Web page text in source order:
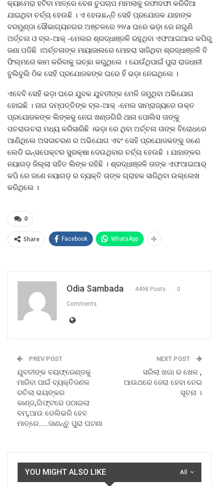
କ୍ୟାମେରା ହଟିବା ମାତ୍ରେ ବେଶ ଚୁପଚାପ ମାମଲାକୁ ରଫାଦଫା କରିଦିଆ
ଯାଇଥିବା ଚର୍ଚ୍ଚା ହେଉଛି । ଏ ହେଉଛନ୍ତି ସେହି ପ୍ରଯୋଜକ ଯାହାଙ୍କ
ବରମୁଣ୍ଡା ସୌଭାଗ୍ୟନଗର ଅଞ୍ଚଳରେ ୨୨/a ଘରେ ଭଡ଼ା ରେ ନାଗୁଣି
ଅର୍ଚ୍ଚନା ଓ ବ୍ଲ-ଆକ୍‌ -ମେଲର ଶ୍ରଦ୍ଧାଞ୍ଜଳି ରହୁଥିବା ଏଫଆଇଆର କପିରୁ
ଜଣା ପଡିଛି ।ଅର୍ଚ୍ଚନାଙ୍କ ମାୟାଜାଲରେ ମୋହରା ସାଜିଥିବା ଶ୍ରଦ୍ଧାଞ୍ଜଳି ବି
ଫିଲ୍ମରେ କାମ କରିବାକୁ ଇଚ୍ଛା କରୁଥିଲେ । ଯେଉଁଥିପାଇଁ ପୁରା ରାଜଧାନୀ
ବୁଲିବୁଲି ଠିକ ସେହି ପ୍ରଯୋଜକଙ୍କ ଘରେ ହିଁ ଭଡ଼ା ନେଇଥିଲେ ।
ଏବେବି ସେହି ଭଡ଼ା ଘରେ ଯୁବକ ଯୁବତୀଙ୍କ ମେଳି ଜମୁଥିବା ଅଭିଯୋଗ
ହୋଇଛି । ନାଗ ଦମ୍ପତ୍ତିଙ୍କ ବ୍ଲ-ଆକ୍‌ -ମେଲ ସାମ୍ରାଜ୍ୟରେ ଉକ୍ତ
ପ୍ରଯୋଜକଙ୍କ ଲିଙ୍କକୁ ନେଇ ଖଣ୍ଡଗିରି ଥାନା ପୋଲିସ ତାଙ୍କୁ
ପଚରାଉଚରା ମଧ୍ୟ କରିସାରିଛି ।ଭଡ଼ା ରେ ଥିବା ଅର୍ଚ୍ଚନା ତାଙ୍କ ବିରୋଧରେ
ଆଣିଥିଲେ ଅସଦାଚରଣ ର ଅଭିଯୋଗ ଏବଂ ସେହି ପ୍ରଯୋଜକଙ୍କୁ ଜଣେ
ଲେଡି ଇନ୍ସପେକ୍ଟର ସୁରକ୍ଷା ଦେଉଥିବାର ଚର୍ଚ୍ଚା ହେଉଛି । ଯାହାଙ୍କର
ନୟାଗଡ଼ ଜିଲ୍ଲା ସହିତ ଲିଙ୍କ ରହିଛି । ଶ୍ରଦ୍ଧାଞ୍ଜଳି ତାଙ୍କ ଏଫଆଇଆର୍
କପି ରେ ଜଣେ ନୟାଗଡ଼ ର ବ୍ୟକ୍ତି ତାଙ୍କ ଗ୍ରାହକ ସାଜିଥିବା ଉଲ୍ଲେଖ
କରିଥିଲେ ।
0
Share Facebook WhatsApp
Odia Sambada 4498 Posts 0
Comments
PREV POST
ଯୁବତୀଙ୍କ ବୟଫ୍ରେଣ୍ଡକୁ
ମାରିବା ପାଇଁ ବ୍ୟକ୍ତିଜଣକ
ରଚିଲା ଭୟଙ୍କର
କାଣ୍ଡ,ଗିଫ୍ଟରେ ପଠାଇଲା
ବମ୍,ଆଉ ଡେଲିଭରି ହେବ
ମାତ୍ରେ……ଜାଣନ୍ତୁ ପୁରା ଘଟଣା
NEXT POST
ସରିଲା ଖଗା ର ଖେଳ ,
ଆଉଥରେ ଜେରା ହେବା ନେଇ
ସୂଚନା ।
All
YOU MIGHT ALSO LIKE